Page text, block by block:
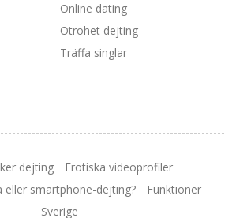
Online dating
Otrohet dejting
Träffa singlar
dejting
Erotiska videoprofiler
smartphone-dejting?
Funktioner
Sverige